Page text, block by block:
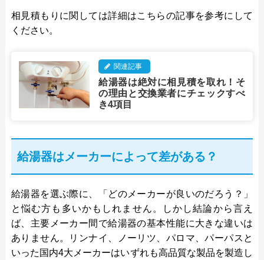
相見積もりに関しては詳細はこちらの記事を参考にして
ください。
関連記事
給湯器は絶対に相見積を取れ！そ
の理由と交換業者にチェックすべ
き4項目
給湯器はメーカーによって差がある？
給湯器を選ぶ際に、「どのメーカーが良いのだろう？」
と悩む方も多いかもしれません。しかし結論から言え
ば、主要メーカー間で給湯器の基本性能に大きな違いは
ありません。リンナイ、ノーリツ、パロマ、パーパスと
いった国内4大メーカーはいずれも高品質な製品を製造し